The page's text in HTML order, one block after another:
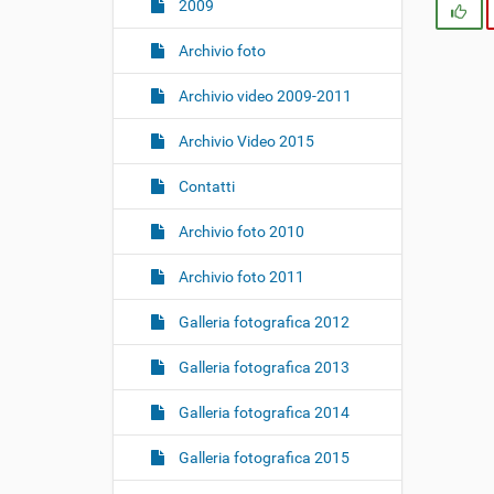
Si
o
2009
Archivio foto
Archivio video 2009-2011
Archivio Video 2015
Contatti
Archivio foto 2010
Archivio foto 2011
Galleria fotografica 2012
Galleria fotografica 2013
Galleria fotografica 2014
Galleria fotografica 2015